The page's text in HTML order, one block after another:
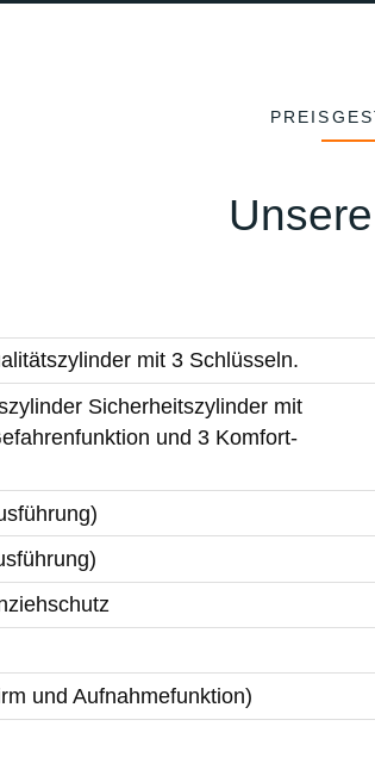
mit 3 Schlüsseln.
Sicherheitszylinder mit
und 3 Komfort-
und Aufnahmefunktion)